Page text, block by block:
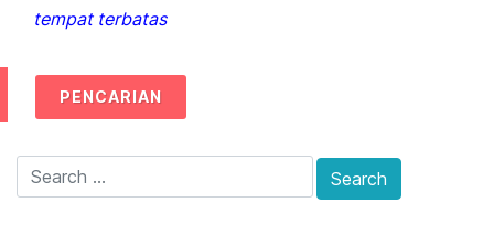
tempat terbatas
PENCARIAN